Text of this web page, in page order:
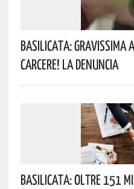
Basilicata: Gravissima
Carcere! La Denuncia
Basilicata: Oltre 151